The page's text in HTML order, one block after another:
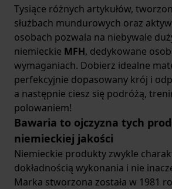
Tysiące różnych artykułów,
służbach mundurowych oraz
osobach pozwala na niebywale
niemieckie MFH, dedykowane
wymaganiach. Dobierz idealne
perfekcyjnie dopasowany krój i
a następnie ciesz się podróżą,
polowaniem!
Bawaria to ojczyzna tych
niemieckiej jakości
Niemieckie produkty zwykle
dokładnością wykonania i nie
Marka stworzona została w 1981